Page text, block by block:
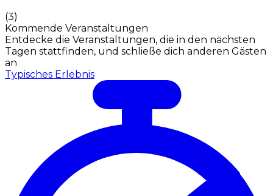
(3)
Kommende Veranstaltungen
Entdecke die Veranstaltungen, die in den nächsten
Tagen stattfinden, und schließe dich anderen Gästen
an
Typisches Erlebnis